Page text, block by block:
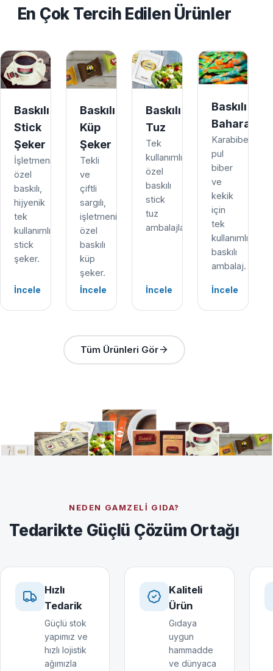
En Çok Tercih Edilen Ürünler
Baskılı
Stick
Şeker
İşletmenize
özel
baskılı,
hijyenik
tek
kullanımlık
stick
şeker.
İncele
Baskılı
Küp
Şeker
Tekli
ve
çiftli
sargılı,
işletmenize
özel
baskılı
küp
şeker.
İncele
Baskılı
Tuz
Tek
kullanımlık,
özel
baskılı
stick
tuz
ambalajları.
İncele
Baskılı
Baharat
Karabiber,
pul
biber
ve
kekik
için
tek
kullanımlık
baskılı
ambalaj.
İncele
Tüm Ürünleri Gör
NEDEN GAMZELI GIDA?
Tedarikte Güçlü Çözüm Ortağı
Hızlı
Tedarik
Güçlü stok
yapımız ve
hızlı lojistik
ağımızla
Kaliteli
Ürün
Gıdaya
uygun
hammadde
ve dünyaca